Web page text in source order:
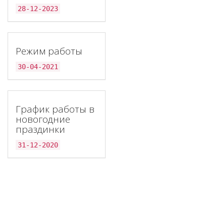
28-12-2023
Режим работы
30-04-2021
График работы в
новогодние
праздинки
31-12-2020